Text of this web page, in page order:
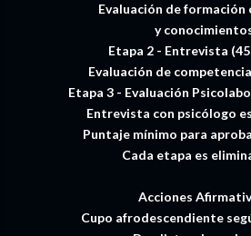
Evaluación de formación
y
Etapa 2 - Entrevista
Evaluación de
Etapa 3 - Evaluación
Entrevista con psicólogo
Puntaje mínimo para
Cada etapa es
Acciones
Cupo afrodescendiente